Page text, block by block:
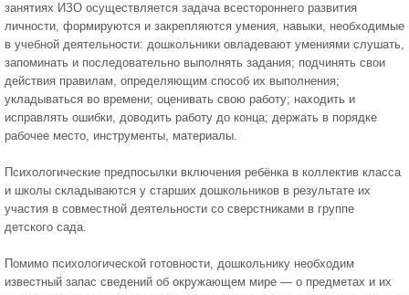
занятиях ИЗО осуществляется задача всестороннего развития
личности, формируются и закрепляются умения, навыки, необходимые
в учебной деятельности: дошкольники овладевают умениями слушать,
запоминать и последовательно выполнять задания; подчинять свои
действия правилам, определяющим способ их выполнения;
укладываться во времени; оценивать свою работу; находить и
исправлять ошибки, доводить работу до конца; держать в порядке
рабочее место, инструменты, материалы.
Психологические предпосылки включения ребёнка в коллектив класса
и школы складываются у старших дошкольников в результате их
участия в совместной деятельности со сверстниками в группе
детского сада.
Помимо психологической готовности, дошкольнику необходим
известный запас сведений об окружающем мире — о предметах и их